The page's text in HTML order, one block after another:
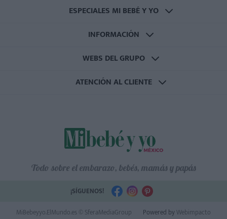
ESPECIALES MI BEBÉ Y YO
INFORMACIÓN
WEBS DEL GRUPO
ATENCIÓN AL CLIENTE
Todo sobre el embarazo, bebés, mamás y papás
¡SÍGUENOS!
MiBebeyyo.ElMundo.es © SferaMediaGroup
Powered byWebimpacto